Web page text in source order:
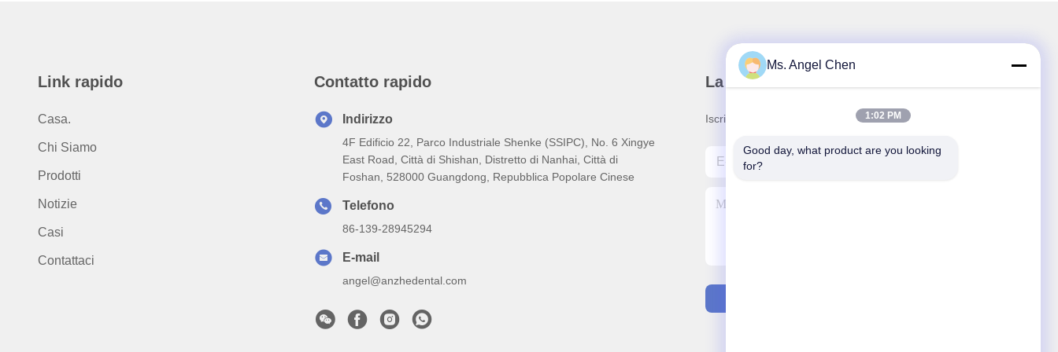
Link rapido
Casa.
Chi Siamo
Prodotti
Notizie
Casi
Contattaci
Contatto rapido
Indirizzo
4F Edificio 22, Parco Industriale Shenke (SSIPC), No. 6 Xingye
East Road, Città di Shishan, Distretto di Nanhai, Città di
Foshan, 528000 Guangdong, Repubblica Popolare Cinese
Telefono
86-139-28945294
E-mail
angel@anzhedental.com
La nostra newsletter
Iscriviti alla nostra newsletter per sconti e altro ancora.
Ms. Angel Chen
1:02 PM
Good day, what product are you looking
for?